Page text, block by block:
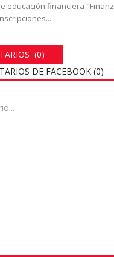
educación financiera
(0)
DE FACEBOOK (0)